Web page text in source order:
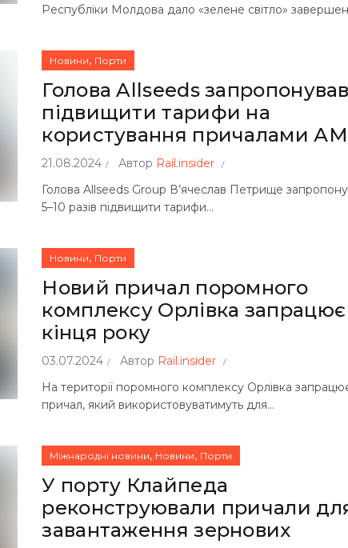
Республіки Молдова дало «зелене світло»
Новини, Порти
Голова Allseeds запропонував
підвищити тарифи на
користування причалами
21.08.2024 Автор Rail.insider
Голова Allseeds Group В’ячеслав Петрище
5–10 разів підвищити тарифи...
Новини, Порти
Новий причал поромного
комплексу Орлівка
кінця року
03.07.2024 Автор Rail.insider
На території поромного комплексу Орлівка
причал, який використовуватимуть для...
Міжнародні новини, Новини, Порти
У порту Клайпеда
реконструювали причали
завантаження зернових